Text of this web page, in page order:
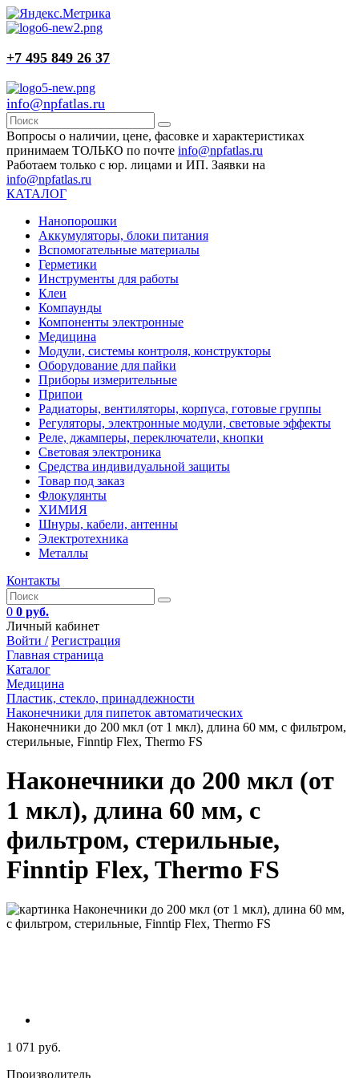
+7 495 849 26 37
info@npfatlas.ru
Вопросы о наличии, цене, фасовке и характеристиках
принимаем ТОЛЬКО по почте info@npfatlas.ru
Работаем только с юр. лицами и ИП. Заявки на
info@npfatlas.ru
КАТАЛОГ
Нанопорошки
Аккумуляторы, блоки питания
Вспомогательные материалы
Герметики
Инструменты для работы
Клеи
Компаунды
Компоненты электронные
Медицина
Модули, системы контроля, конструкторы
Оборудование для пайки
Приборы измерительные
Припои
Радиаторы, вентиляторы, корпуса, готовые группы
Регуляторы, электронные модули, световые эффекты
Реле, джамперы, переключатели, кнопки
Световая электроника
Средства индивидуальной защиты
Товар под заказ
Флокулянты
ХИМИЯ
Шнуры, кабели, антенны
Электротехника
Металлы
Контакты
0 0 руб.
Личный кабинет
Войти / Регистрация
Главная страница
Каталог
Медицина
Пластик, стекло, принадлежности
Наконечники для пипеток автоматических
Наконечники до 200 мкл (от 1 мкл), длина 60 мм, с фильтром,
стерильные, Finntip Flex, Thermo FS
Наконечники до 200 мкл (от
1 мкл), длина 60 мм, с
фильтром, стерильные,
Finntip Flex, Thermo FS
1 071 руб.
Производитель